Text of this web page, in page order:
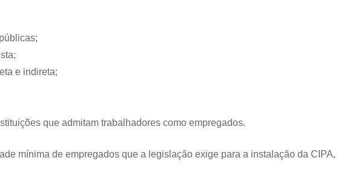
e indireta;
que admitam trabalhadores como empregados.
mínima de empregados que a legislação exige para a instalação da